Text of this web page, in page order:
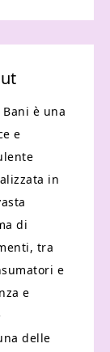
Bani è una
e
in
di
tra
e
e
delle